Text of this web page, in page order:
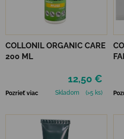
COLLONIL ORGANIC CARE
200 ML
12,50 €
Pozrieť viac Skladom (>5 ks)